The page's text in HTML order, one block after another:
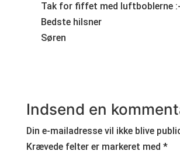
Tak for fiffet med luftboblerne
Bedste hilsner
Søren
Indsend en
Din e-mailadresse vil ikke blive
Krævede felter er markeret med *